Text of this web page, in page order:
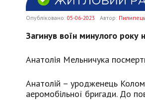
Опубліковано: 05-06-2023 Автор:
Загинув воїн минулого року
Анатолія Мельничука
Анатолій – уродженець
аеромобільної бригади. До